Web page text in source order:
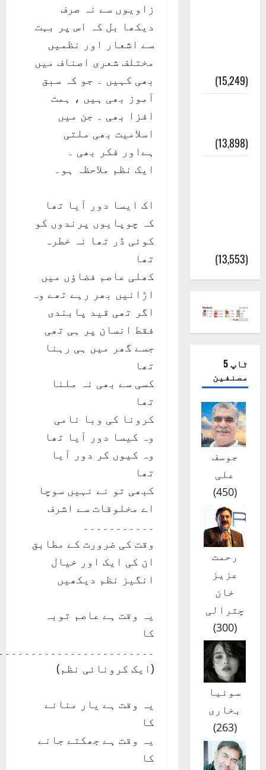
زاویوں سے نہ صرف
دیکھا بل کہ اس پر بہت
سے اشعار اور نظمیں
مختلف شعری اصناف میں
بھی کہیں ۔ جو کہ سبق
آموز بھی ہیں ، ہمت
افزا بھی ۔ جن میں
اسلامیت بھی ملتی
ہےاور فکر بھی ۔
ایک نظم ملاحظہ ہو۔
اک ایسا دور آیا تھا
کہ چوپایوں پرندوں کو
کوئی ڈر تھا نہ خطرہ
کھلی عاصم فضاؤں میں
اڑانیں بھر رہے تھے وہ
اگر تھی قید پابندی
فقط انسان پر ہی تھی
جسے گھر میں ہی رہنا
کسی سے بھی نہ ملنا
تھا
کرونا کی وبا نامی
وہ کیسا دور آیا تھا
وہ کیوں کر دور آیا
کبھی تو نے نہیں سوچا
اے مخلوقات سے اشرف
۔۔۔۔۔۔۔۔۔۔۔
وقت کی ضرورت کے مطابق
ان کی ایک اور خیال
انگیز نظم دیکھیں
یہ وقت ہے عاصم توبہ
کا
۔۔۔۔۔۔۔۔۔۔۔۔۔۔۔۔۔۔۔۔۔۔۔۔۔۔۔۔۔۔۔۔۔
(ایک کرونائی نظم)
یہ وقت ہے یار منانے
کا
یہ وقت ہے جھکتے جانے
کا